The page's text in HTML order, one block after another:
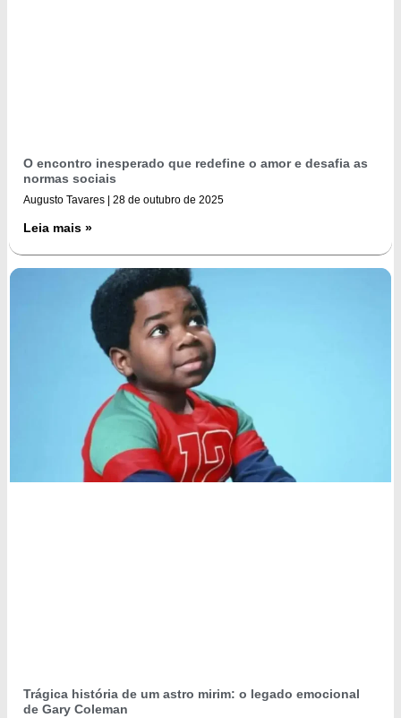
O encontro inesperado que redefine o amor e desafia as
normas sociais
Augusto Tavares 28 de outubro de 2025
Leia mais »
Trágica história de um astro mirim: o legado emocional
de Gary Coleman